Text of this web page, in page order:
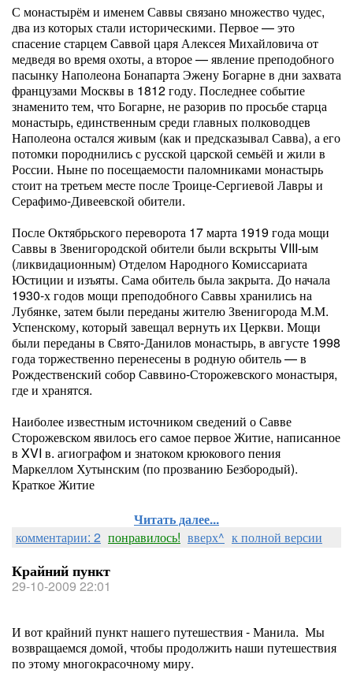
С монастырём и именем Саввы связано множество чудес,
два из которых стали историческими. Первое — это
спасение старцем Саввой царя Алексея Михайловича от
медведя во время охоты, а второе — явление преподобного
пасынку Наполеона Бонапарта Эжену Богарне в дни захвата
французами Москвы в 1812 году. Последнее событие
знаменито тем, что Богарне, не разорив по просьбе старца
монастырь, единственным среди главных полководцев
Наполеона остался живым (как и предсказывал Савва), а его
потомки породнились с русской царской семьёй и жили в
России. Ныне по посещаемости паломниками монастырь
стоит на третьем месте после Троице-Сергиевой Лавры и
Серафимо-Дивеевской обители.
После Октябрьского переворота 17 марта 1919 года мощи
Саввы в Звенигородской обители были вскрыты VIII-ым
(ликвидационным) Отделом Народного Комиссариата
Юстиции и изъяты. Сама обитель была закрыта. До начала
1930-х годов мощи преподобного Саввы хранились на
Лубянке, затем были переданы жителю Звенигорода М.М.
Успенскому, который завещал вернуть их Церкви. Мощи
были переданы в Свято-Данилов монастырь, в августе 1998
года торжественно перенесены в родную обитель — в
Рождественский собор Саввино-Сторожевского монастыря,
где и хранятся.
Наиболее известным источником сведений о Савве
Сторожевском явилось его самое первое Житие, написанное
в XVI в. агиографом и знатоком крюкового пения
Маркеллом Хутынским (по прозванию Безбородый).
Краткое Житие
Читать далее...
комментарии: 2 понравилось! вверх^ к полной версии
Крайний пункт
29-10-2009 22:01
И вот крайний пункт нашего путешествия - Манила. Мы
возвращаемся домой, чтобы продолжить наши путешествия
по этому многокрасочному миру.